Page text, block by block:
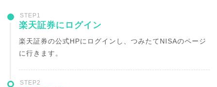
STEP1
楽天証券にログイン
楽天証券の公式HPにログインし、つみたてNISAのページ
に行きます。
STEP2